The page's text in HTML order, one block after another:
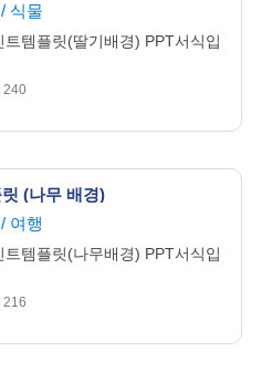
식물
템플릿(딸기배경) PPT서식입
240
(나무 배경)
여행
템플릿(나무배경) PPT서식입
216